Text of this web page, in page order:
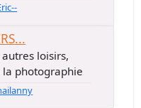
loisirs,
photographie